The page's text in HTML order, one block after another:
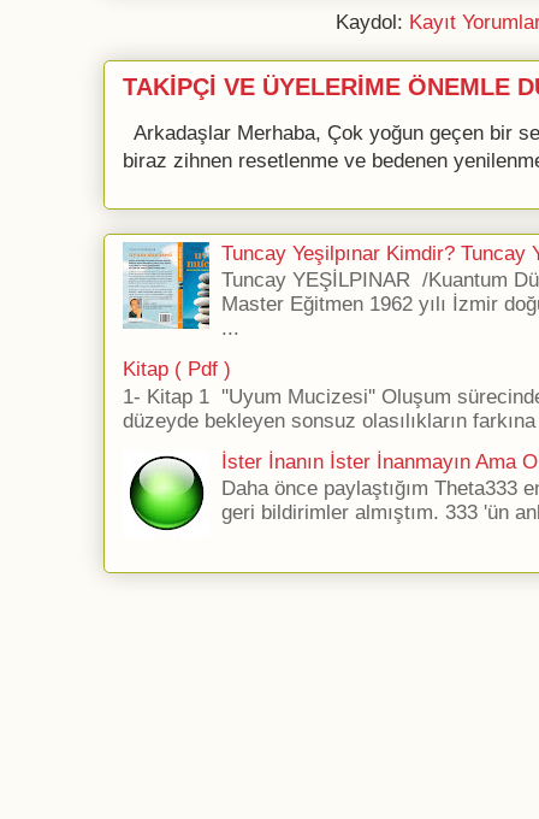
Kaydol: Kayıt
TAKİPÇİ VE ÜYELERİME ÖNEMLE
Arkadaşlar Merhaba, Çok yoğun geçen bir
biraz zihnen resetlenme ve bedenen
Tuncay Yeşilpınar Kimdir? Tuncay
Tuncay YEŞİLPINAR /Kuantum
Master Eğitmen 1962 yılı İzmir
...
Kitap ( Pdf )
1- Kitap 1 ''Uyum Mucizesi'' Oluşum
düzeyde bekleyen sonsuz olasılıkların
İster İnanın İster İnanmayın Ama
Daha önce paylaştığım Theta333
geri bildirimler almıştım. 333 'ün